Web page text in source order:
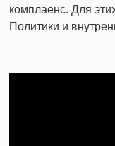
комплаенс. Для
Политики и